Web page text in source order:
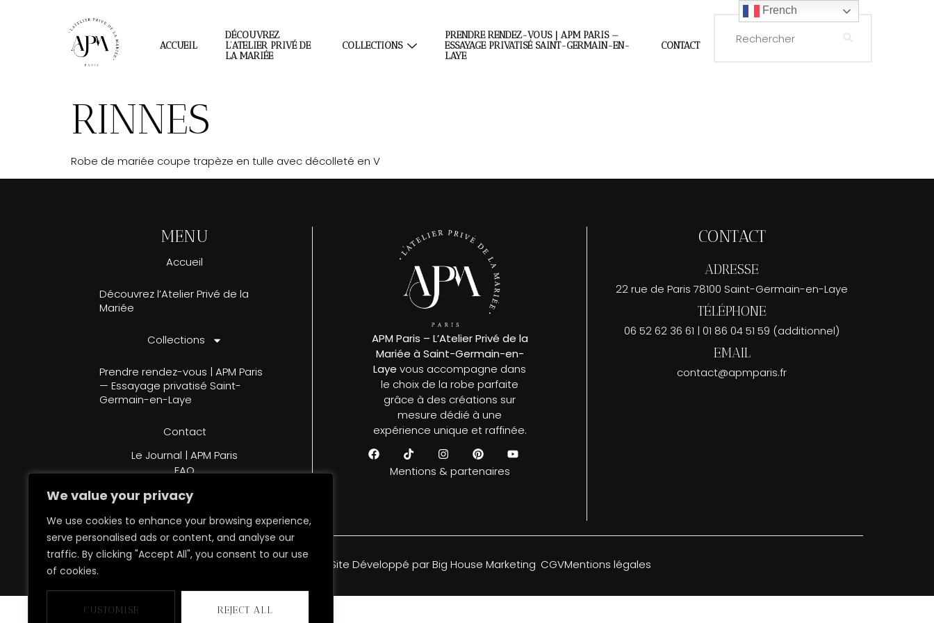
We value your privacy
We use cookies to enhance your browsing experience,
serve personalised ads or content, and analyse our
traffic. By clicking "Accept All", you consent to our use
of cookies.
CUSTOMISE REJECT ALL
ACCUEIL
DÉCOUVREZ
L’ATELIER PRIVÉ DE
LA MARIÉE
COLLECTIONS
PRENDRE RENDEZ-VOUS | APM PARIS —
ESSAYAGE PRIVATISÉ SAINT-GERMAIN-EN-
LAYE
CONTACT
RINNES
Robe de mariée coupe trapèze en tulle avec décolleté en V
MENU
Accueil
Découvrez l’Atelier Privé de la
Mariée
Collections
Prendre rendez-vous | APM Paris
— Essayage privatisé Saint-
Germain-en-Laye
Contact
Le Journal | APM Paris
FAQ
APM Paris – L’Atelier Privé de la
Mariée à Saint-Germain-en-
Laye vous accompagne dans
le choix de la robe parfaite
grâce à des créations sur
mesure dédié à une
expérience unique et raffinée.
Mentions & partenaires
CONTACT
ADRESSE
22 rue de Paris 78100 Saint-Germain-en-Laye
TÉLÉPHONE
06 52 62 36 61 | 01 86 04 51 59 (additionnel)
EMAIL
contact@apmparis.fr
Copyright © 2026 L’Atelier Privé de la Mariée Paris | Site Développé par Big House Marketing CGVMentions légales
French